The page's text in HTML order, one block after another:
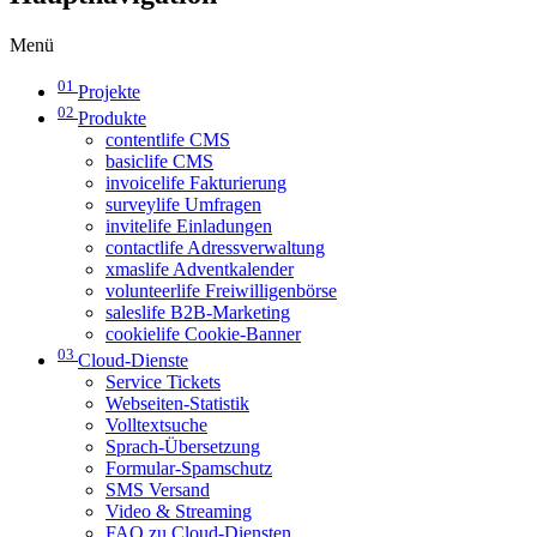
Menü
01 Projekte
02 Produkte
contentlife CMS
basiclife CMS
invoicelife Fakturierung
surveylife Umfragen
invitelife Einladungen
contactlife Adressverwaltung
xmaslife Adventkalender
volunteerlife Freiwilligenbörse
saleslife B2B-Marketing
cookielife Cookie-Banner
03 Cloud-Dienste
Service Tickets
Webseiten-Statistik
Volltextsuche
Sprach-Übersetzung
Formular-Spamschutz
SMS Versand
Video & Streaming